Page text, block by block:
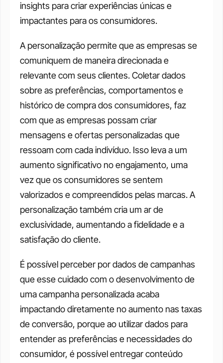
insights para criar experiências únicas e
impactantes para os consumidores.
A personalização permite que as empresas se
comuniquem de maneira direcionada e
relevante com seus clientes. Coletar dados
sobre as preferências, comportamentos e
histórico de compra dos consumidores, faz
com que as empresas possam criar
mensagens e ofertas personalizadas que
ressoam com cada indivíduo. Isso leva a um
aumento significativo no engajamento, uma
vez que os consumidores se sentem
valorizados e compreendidos pelas marcas. A
personalização também cria um ar de
exclusividade, aumentando a fidelidade e a
satisfação do cliente.
É possível perceber por dados de campanhas
que esse cuidado com o desenvolvimento de
uma campanha personalizada acaba
impactando diretamente no aumento nas taxas
de conversão, porque ao utilizar dados para
entender as preferências e necessidades do
consumidor, é possível entregar conteúdo